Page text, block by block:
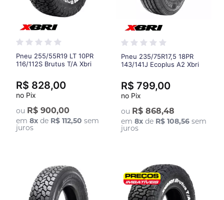
Pneu 255/55R19 LT 10PR
116/112S Brutus T/A Xbri
ou R$ 900,00
em8x de R$ 112,50 sem
juros
R$ 828,00
no Pix
Pneu 235/75R17,5 18PR
143/141J Ecoplus A2 Xbri
ou R$ 868,48
em 8xde R$ 108,56sem
juros
R$ 799,00
no Pix